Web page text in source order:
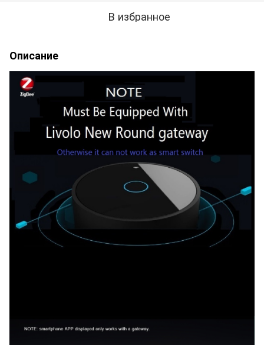
В избранное
Описание